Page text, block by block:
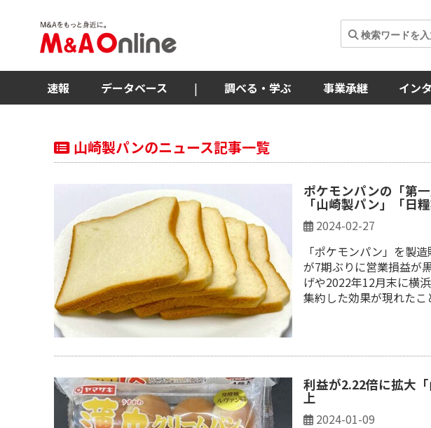
速報 データベース | 調べる・学ぶ 事業承継 イン
山崎製パンのニュース記事一覧
ポケモンパンの「第
「山崎製パン」「日
2024-02-27
「ポケモンパン」を製
が7期ぶりに営業損益が
げや2022年12月末に横
集約した効果が現れたこ
利益が2.22倍に拡大
上
2024-01-09